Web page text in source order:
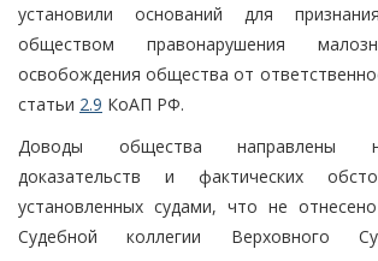
установили оснований для
обществом правонарушения
освобождения общества от
статьи 2.9 КоАП РФ.
Доводы общества направлены
доказательств и фактических
установленных судами, что не
Судебной коллегии Верховного